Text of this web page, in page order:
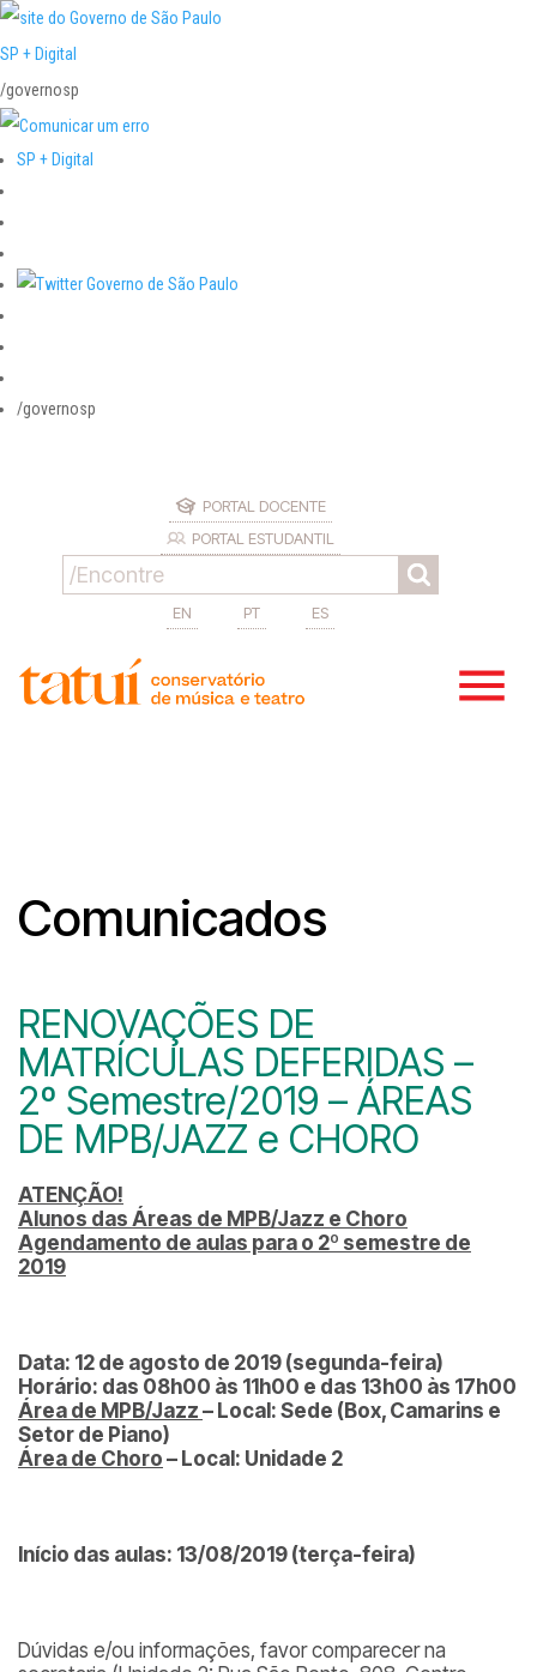
SP + Digital
/governosp
SP + Digital
/governosp
PORTAL DOCENTE
PORTAL ESTUDANTIL
EN PT ES
Comunicados
RENOVAÇÕES DE
MATRÍCULAS DEFERIDAS –
2º Semestre/2019 – ÁREAS
DE MPB/JAZZ e CHORO
ATENÇÃO!
Alunos das Áreas de MPB/Jazz e Choro
Agendamento de aulas para o 2º semestre de
2019
Data: 12 de agosto de 2019 (segunda-feira)
Horário: das 08h00 às 11h00 e das 13h00 às 17h00
Área de MPB/Jazz – Local: Sede (Box, Camarins e
Setor de Piano)
Área de Choro – Local: Unidade 2
Início das aulas: 13/08/2019 (terça-feira)
Dúvidas e/ou informações, favor comparecer na